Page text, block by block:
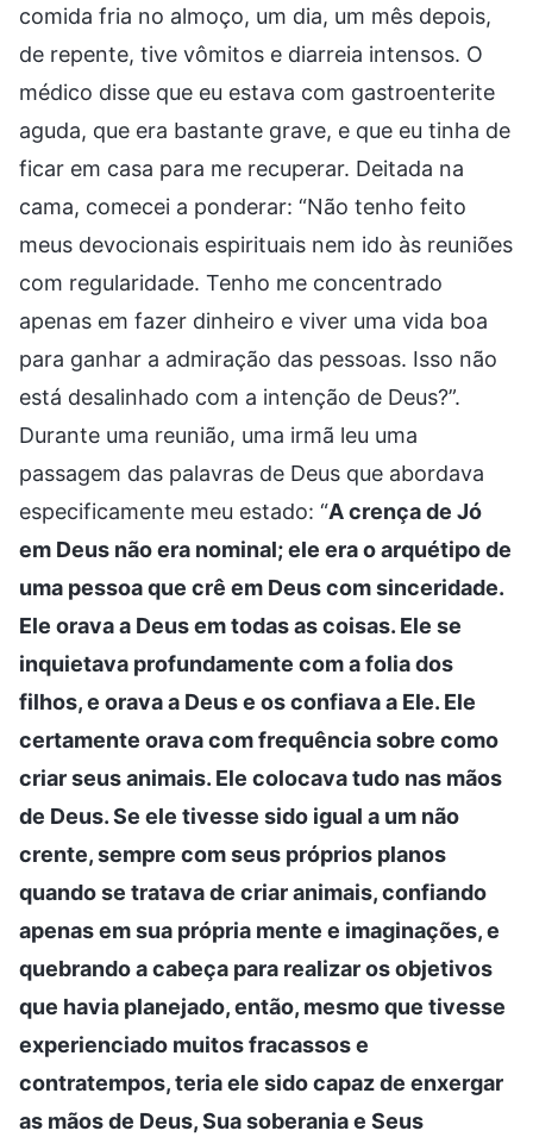
comida fria no almoço, um dia, um mês depois,
de repente, tive vômitos e diarreia intensos. O
médico disse que eu estava com gastroenterite
aguda, que era bastante grave, e que eu tinha de
ficar em casa para me recuperar. Deitada na
cama, comecei a ponderar: “Não tenho feito
meus devocionais espirituais nem ido às reuniões
com regularidade. Tenho me concentrado
apenas em fazer dinheiro e viver uma vida boa
para ganhar a admiração das pessoas. Isso não
está desalinhado com a intenção de Deus?”.
Durante uma reunião, uma irmã leu uma
passagem das palavras de Deus que abordava
especificamente meu estado: “A crença de Jó
em Deus não era nominal; ele era o arquétipo de
uma pessoa que crê em Deus com sinceridade.
Ele orava a Deus em todas as coisas. Ele se
inquietava profundamente com a folia dos
filhos, e orava a Deus e os confiava a Ele. Ele
certamente orava com frequência sobre como
criar seus animais. Ele colocava tudo nas mãos
de Deus. Se ele tivesse sido igual a um não
crente, sempre com seus próprios planos
quando se tratava de criar animais, confiando
apenas em sua própria mente e imaginações, e
quebrando a cabeça para realizar os objetivos
que havia planejado, então, mesmo que tivesse
experienciado muitos fracassos e
contratempos, teria ele sido capaz de enxergar
as mãos de Deus, Sua soberania e Seus